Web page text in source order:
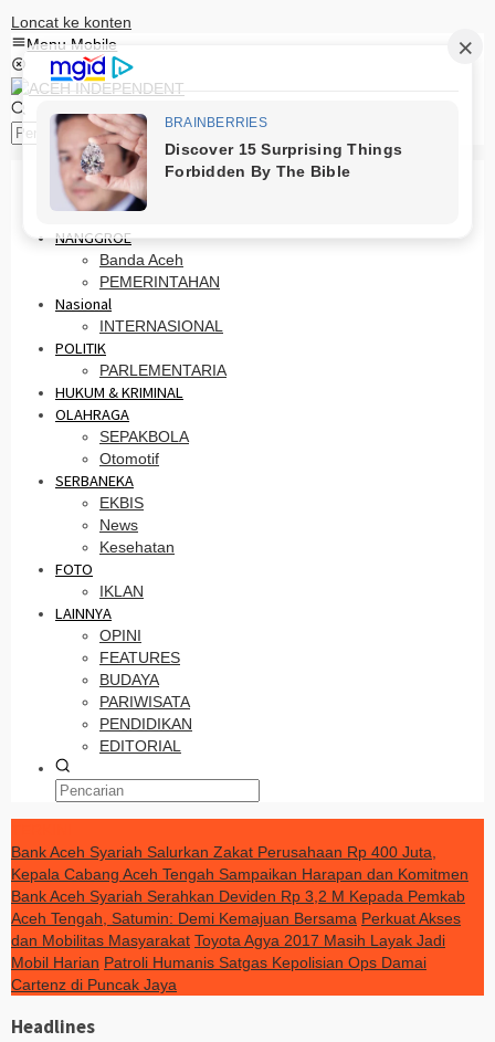
Loncat ke konten
Menu Mobile
HOME
PRO OTONOMI
NANGGROE
Banda Aceh
PEMERINTAHAN
Nasional
INTERNASIONAL
POLITIK
PARLEMENTARIA
HUKUM & KRIMINAL
OLAHRAGA
SEPAKBOLA
Otomotif
SERBANEKA
EKBIS
News
Kesehatan
FOTO
IKLAN
LAINNYA
OPINI
FEATURES
BUDAYA
PARIWISATA
PENDIDIKAN
EDITORIAL
Bank Aceh Syariah Salurkan Zakat Perusahaan Rp 400 Juta,
Kepala Cabang Aceh Tengah Sampaikan Harapan dan Komitmen
Bank Aceh Syariah Serahkan Deviden Rp 3,2 M Kepada Pemkab
Aceh Tengah, Satumin: Demi Kemajuan Bersama Perkuat Akses
dan Mobilitas Masyarakat Toyota Agya 2017 Masih Layak Jadi
Mobil Harian Patroli Humanis Satgas Kepolisian Ops Damai
Cartenz di Puncak Jaya
Headlines